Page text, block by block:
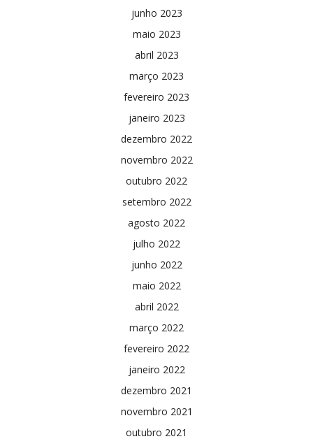
junho 2023
maio 2023
abril 2023
março 2023
fevereiro 2023
janeiro 2023
dezembro 2022
novembro 2022
outubro 2022
setembro 2022
agosto 2022
julho 2022
junho 2022
maio 2022
abril 2022
março 2022
fevereiro 2022
janeiro 2022
dezembro 2021
novembro 2021
outubro 2021